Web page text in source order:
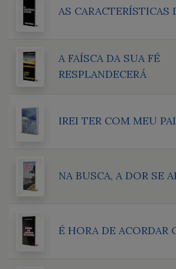
AS CARACTERÍSTICAS
A FAÍSCA DA SUA FÉ
RESPLANDECERÁ
IREI TER COM MEU PAI
NA BUSCA, A DOR SE
É HORA DE ACORDAR